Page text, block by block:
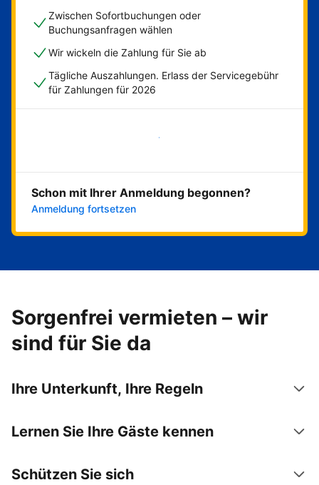
Zwischen Sofortbuchungen oder
Buchungsanfragen wählen
Wir wickeln die Zahlung für Sie ab
Tägliche Auszahlungen. Erlass der Servicegebühr
für Zahlungen für 2026
Jetzt loslegen
Schon mit Ihrer Anmeldung begonnen?
Anmeldung fortsetzen
Sorgenfrei vermieten – wir
sind für Sie da
Ihre Unterkunft, Ihre Regeln
Lernen Sie Ihre Gäste kennen
Schützen Sie sich